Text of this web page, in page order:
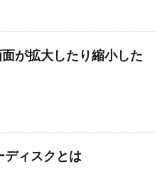
が拡大したり縮小した
ディスクとは